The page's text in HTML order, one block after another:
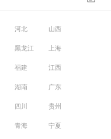
河北 山西
黑龙江 上海
福建 江西
湖南 广东
四川 贵州
青海 宁夏